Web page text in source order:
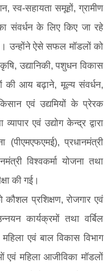
स्व-सहायता समूहों, ग्रामीण
संवर्धन के लिए किए जा रहे
उन्होंने ऐसे सफल मॉडलों को
उद्यानिकी, पशुधन विकास
की आय बढ़ाने, मूल्य संवर्धन,
एवं उद्यमियों के प्रेरक
एवं उद्योग केन्द्र द्वारा
(पीएमएफएमई), प्रधानमंत्री
विश्वकर्मा योजना तथा
की गई।
कौशल प्रशिक्षण, रोजगार एवं
कार्यक्रमों तथा वर्बिल
एवं बाल विकास विभाग
एवं महिला आजीविका मॉडलों